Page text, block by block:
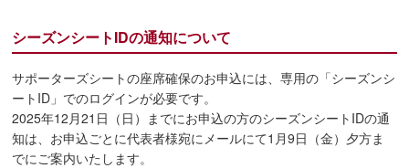
シーズンシートIDの通知について
サポーターズシートの座席確保のお申込には、専用の「シーズンシ
ートID」でのログインが必要です。
2025年12月21日（日）までにお申込の方のシーズンシートIDの通
知は、お申込ごとに代表者様宛にメールにて1月9日（金）夕方ま
でにご案内いたします。